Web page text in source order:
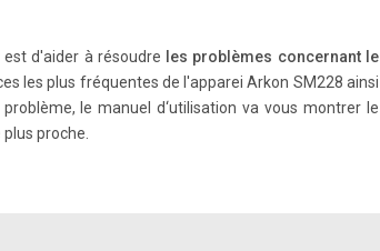
d'aider à résoudre
les problèmes concernant le
les plus fréquentes de l'apparei Arkon SM228 ainsi
le manuel d‘utilisation va vous montrer le
proche.